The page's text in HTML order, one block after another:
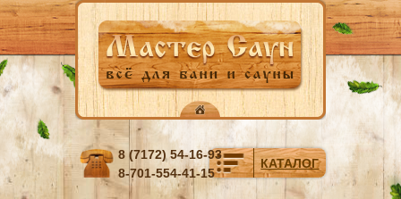
Перейти к основному содержанию
КАТАЛОГ
8 (7172) 54-16-93
8-701-554-41-15